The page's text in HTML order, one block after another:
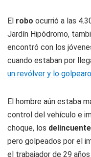
El robo ocurrió a las
Jardín Hipódromo,
encontró con los
cuando estaban por
un revólver y lo
El hombre aún estaba
control del vehículo e
choque, los
pero golpeados por el
el trabajador de 29